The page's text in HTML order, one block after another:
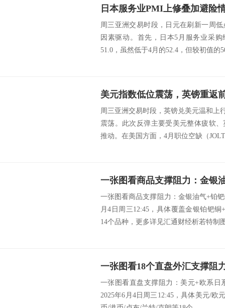
周三亚洲交易时段，日元在刷新一周
因素驱动。首先，日本5月服务业采
51.0，虽然低于4月的52.4，但较初值的
美元指数低位震荡，英镑重返
周三亚洲交易时段，英镑兑美元温和上
震荡。此次反弹主要受美元整体疲软
推动。在美国方面，4月职位空缺（
一张图看商品支撑阻力：金银油气+铂
月4日周三12:45，具体覆盖金银铂钯
14个品种，更多详见汇通财经析若特制
一张图看直盘支撑阻力：美元+欧系日
2025年6月4日周三12:45，具体美元/欧